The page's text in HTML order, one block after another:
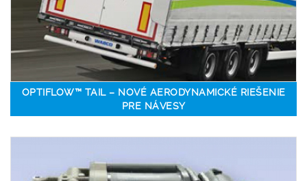
OPTIFLOW™ TAIL – NOVÉ AERODYNAMICKÉ RIEŠENIE
PRE NÁVESY